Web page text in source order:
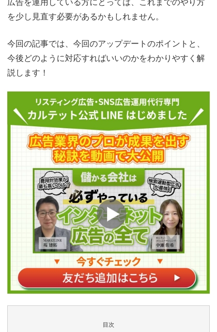
を少し見直す必要があるかもしれません。
今回の記事では、今回のアップデートのポイントと、
今後どのように対応すればいいのかをわかりやすく解
説します！
目次